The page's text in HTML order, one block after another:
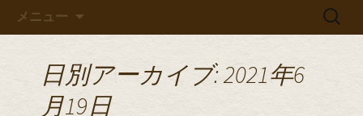
メニュー
検
日別アーカイブ: 2021年6
月19日